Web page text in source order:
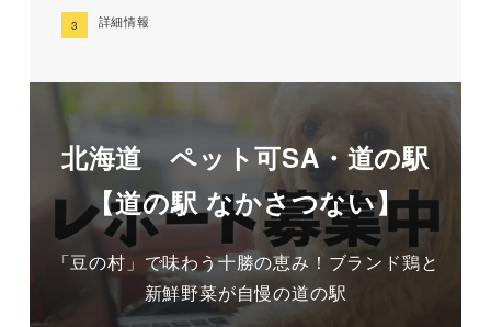
詳細情報
北海道 ペット可SA・道の駅
【道の駅 なかさつない】
「豆の村」で味わう十勝の恵み！ブランド鶏と
新鮮野菜が自慢の道の駅